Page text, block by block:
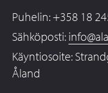
Puhelin: +358 18
Sähköposti:
Käyntiosoite:
Åland